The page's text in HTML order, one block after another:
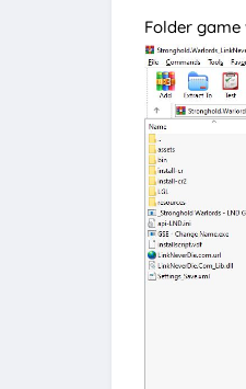
Folder game